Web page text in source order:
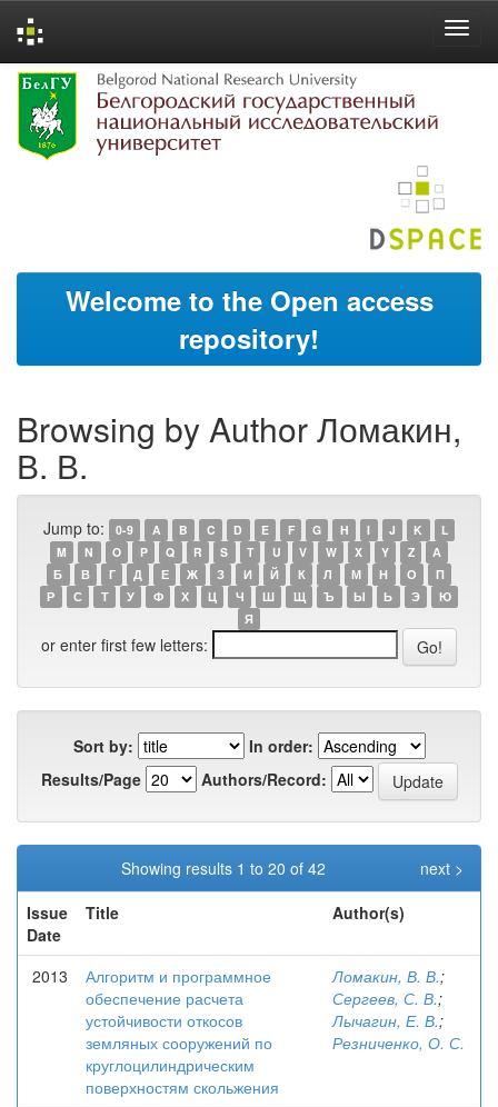
Skip
navigation
Welcome to the Open access
repository!
Browsing by Author Ломакин,
В. В.
Jump to: 0-9 A B C D E F G H I J K
L
M
N O P Q R S T U V W X Y Z
А
Б
В Г Д Е Ж З И Й К Л М Н О
П
Р
С Т У Ф Х Ц Ч Ш Щ Ъ Ы Ь Э
Ю
Я
or enter first few letters:
Sort by:
In order:
Results/Page
Authors/Record:
Showing results 1 to 20 of 42
next >
Issue
Date
Title Author(s)
2013
Алгоритм и программное
обеспечение расчета
устойчивости откосов
земляных сооружений по
круглоцилиндрическим
поверхностям скольжения
Ломакин, В. В.;
Сергеев, С. В.;
Лычагин, Е. В.;
Резниченко, О. С.